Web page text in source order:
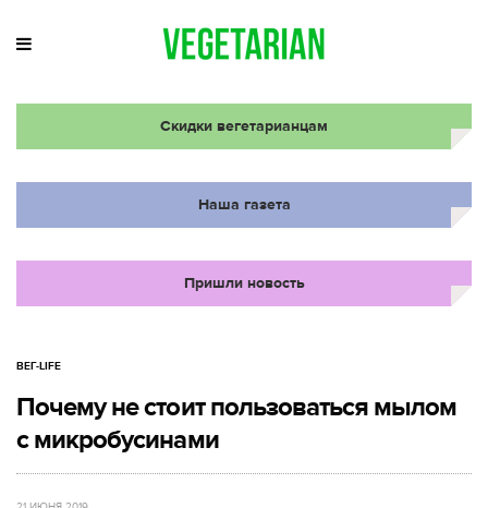
Скидки вегетарианцам
Наша газета
Пришли новость
ВЕГ-LIFE
Почему не стоит пользоваться мылом
с микробусинами